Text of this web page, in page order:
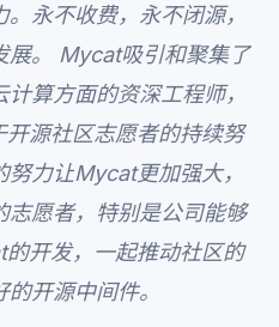
永不收费，永不闭源，
展。 Mycat吸引和聚集了
算方面的资深工程师，
源社区志愿者的持续努
力让Mycat更加强大，
志愿者，特别是公司能够
开发，一起推动社区的
开源中间件。